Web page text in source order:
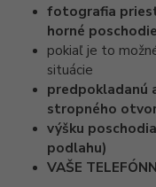
fotografia
horné poschodie
pokiaľ je to
situácie
predpokladanú
stropného
výšku
podlahu)
VAŠE